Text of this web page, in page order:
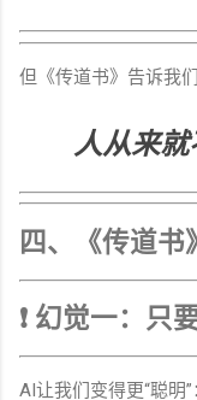
但《传道书》告诉我们
人从来就
四、《传道书
❗ 幻觉一：只
AI让我们变得更“聪明”